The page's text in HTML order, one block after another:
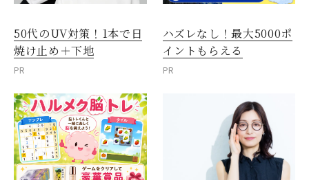
50代のUV対策！1本で日
焼け止め＋下地
PR
ハズレなし！最大5000ポ
イントもらえる
PR